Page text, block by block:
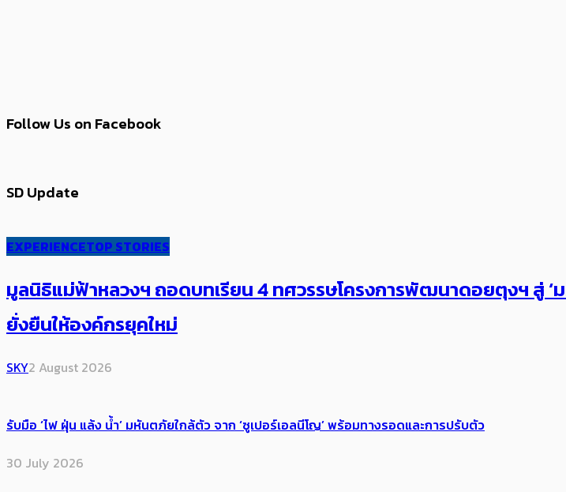
Follow Us on Facebook
SD Update
EXPERIENCETOP STORIES
มูลนิธิแม่ฟ้าหลวงฯ ถอดบทเรียน 4 ทศวรรษโครงการพัฒนาดอยตุงฯ สู่
ยั่งยืนให้องค์กรยุคใหม่
SKY2 August 2026
รับมือ ‘ไฟ ฝุ่น แล้ง น้ำ’ มหันตภัยใกล้ตัว จาก ‘ซูเปอร์เอลนีโญ’ พร้อมทางรอดและการปรับตัว
30 July 2026